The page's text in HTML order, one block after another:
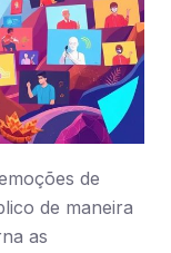
de
de maneira
as